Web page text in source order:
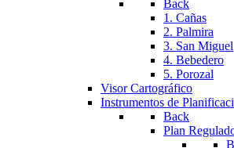
Back
1. Cañas
2. Palmira
3. San Miguel
4. Bebedero
5. Porozal
Visor Cartográfico
Instrumentos de
Back
Plan